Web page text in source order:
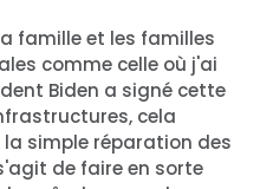
famille et les familles
comme celle où j'ai
Biden a signé cette
cela
simple réparation des
de faire en sorte